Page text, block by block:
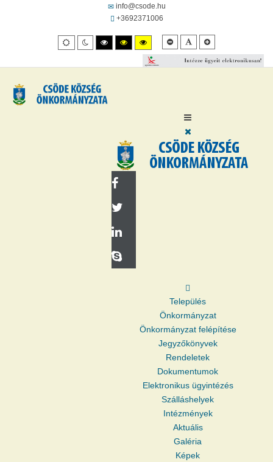
info@csode.hu
+3692371006
Alapértelmezett
mód
Éjszakai
mód
Nagy
felbontású
fekete/fehér
Nagy
felbontásút
fekete/sárga
Nagy
felbontású
sárga/fekete
mód.
Kisebb
betűméret
Alapértelmezett
betűméret
Település
Önkormányzat
Önkormányzat felépítése
Jegyzőkönyvek
Rendeletek
Dokumentumok
Elektronikus ügyintézés
Szálláshelyek
Intézmények
Aktuális
Galéria
Képek